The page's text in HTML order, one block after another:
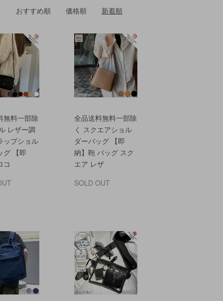
おすすめ順 価格順 新着順
無料一部除
レザー調
ップショル
グ 【即
コ
全品送料無料一部除
く スクエアショル
ダーバッグ 【即
納】鞄 バッグ スク
エア レザ
SOLD OUT